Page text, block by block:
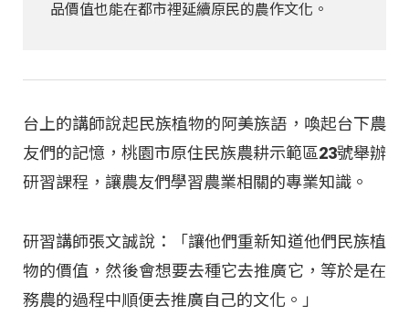
品價值也能在都市裡延續原民的農作文化。
台上的講師說起民族植物的阿美族語，喚起台下農
友們的記憶，桃園市原住民族農耕示範區23號舉辦
研習課程，讓農友們學習農業相關的專業知識。
研習講師張文誠說：「讓他們重新知道他們民族植
物的價值，然後會想要去種它去推廣它，等於是在
務農的過程中順便去推廣自己的文化。」